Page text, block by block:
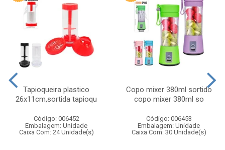
Tapioqueira plastico
26x11cm,sortida tapioqu
Código: 006452
Embalagem: Unidade
Caixa Com: 24 Unidade(s)
Copo mixer 380ml sortido
copo mixer 380ml so
Código: 006453
Embalagem: Unidade
Caixa Com: 30 Unidade(s)